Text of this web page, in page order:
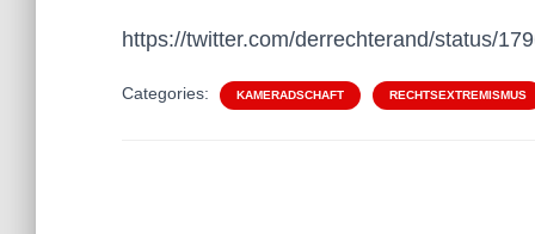
https://twitter.com/derrechterand/status/
Categories: KAMERADSCHAFT RECHTSEXTREMISMUS